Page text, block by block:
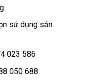
sử dụng sản
023 586
050 688